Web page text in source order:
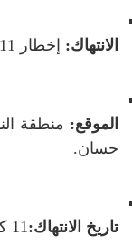
الانتهاك: إخطار 11 عائلة بإخلاء أراضيهم الزراعية.
الموقع: منطقة
حسان.
تاريخ الانتهاك: 11 كانون أول 2012م.